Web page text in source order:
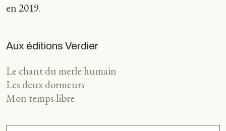
en 2019.
Aux éditions Verdier
Le chant du merle humain
Les deux dormeurs
Mon temps libre